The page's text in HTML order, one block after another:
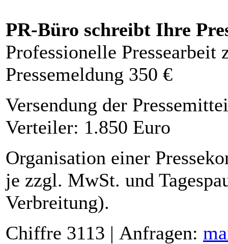
PR-Büro schreibt Ihre
Professionelle Pressearbeit
Pressemeldung 350 €
Versendung der
Verteiler: 1.850 Euro
Organisation einer
je zzgl. MwSt. und
Verbreitung).
Chiffre 3113 | Anfragen: